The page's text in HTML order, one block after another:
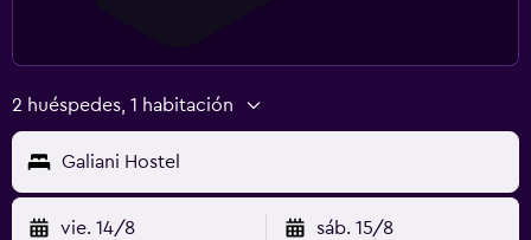
2 huéspedes, 1 habitación
Galiani Hostel
vie. 14/8 sáb. 15/8